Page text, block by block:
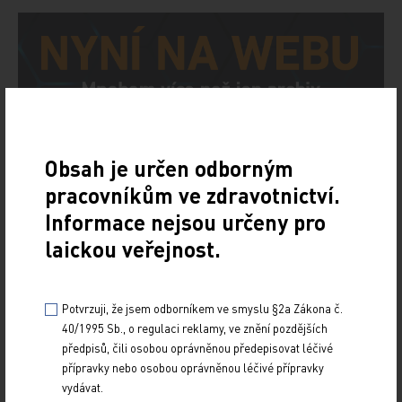
Obsah je určen odborným
pracovníkům ve zdravotnictví.
Informace nejsou určeny pro
laickou veřejnost.
Potvrzuji, že jsem odborníkem ve smyslu §2a Zákona č.
40/1995 Sb., o regulaci reklamy, ve znění pozdějších
předpisů, čili osobou oprávněnou předepisovat léčivé
přípravky nebo osobou oprávněnou léčivé přípravky
vydávat.